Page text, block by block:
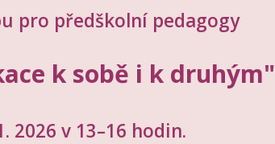
pro předškolní pedagogy
k sobě i k druhým"
2026 v 13–16 hodin.